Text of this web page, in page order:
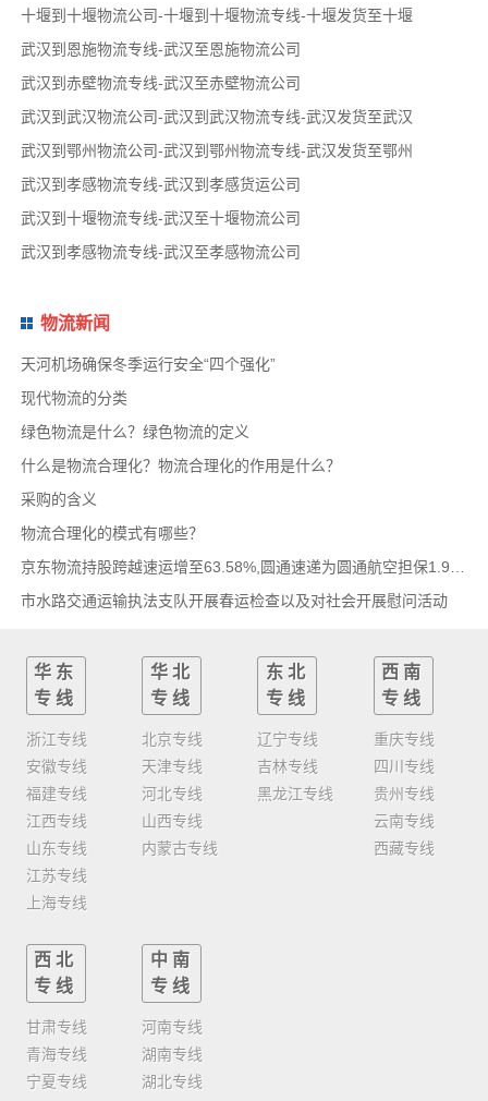
十堰到十堰物流公司-十堰到十堰物流专线-十堰发货至十堰
武汉到恩施物流专线-武汉至恩施物流公司
武汉到赤壁物流专线-武汉至赤壁物流公司
武汉到武汉物流公司-武汉到武汉物流专线-武汉发货至武汉
武汉到鄂州物流公司-武汉到鄂州物流专线-武汉发货至鄂州
武汉到孝感物流专线-武汉到孝感货运公司
武汉到十堰物流专线-武汉至十堰物流公司
武汉到孝感物流专线-武汉至孝感物流公司
物流新闻
天河机场确保冬季运行安全“四个强化”
现代物流的分类
绿色物流是什么？绿色物流的定义
什么是物流合理化？物流合理化的作用是什么？
采购的含义
物流合理化的模式有哪些？
市水路交通运输执法支队开展春运检查以及对社会开展慰问活动
华东
专线
浙江专线
安徽专线
福建专线
江西专线
山东专线
江苏专线
上海专线
华北
专线
北京专线
天津专线
河北专线
山西专线
内蒙古专线
东北
专线
辽宁专线
吉林专线
黑龙江专线
西南
专线
重庆专线
四川专线
贵州专线
云南专线
西藏专线
西北
专线
甘肃专线
青海专线
宁夏专线
中南
专线
河南专线
湖南专线
湖北专线